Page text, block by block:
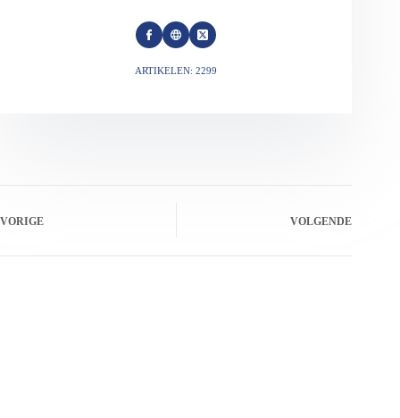
ARTIKELEN: 2299
VORIGE VOLGENDE